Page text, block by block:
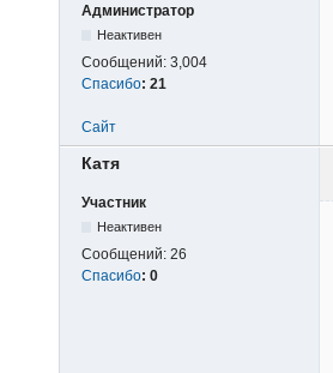
Администратор
Неактивен
Сообщений: 3,004
Спасибо: 21
Сайт
Катя
Участник
Неактивен
Сообщений: 26
Спасибо: 0